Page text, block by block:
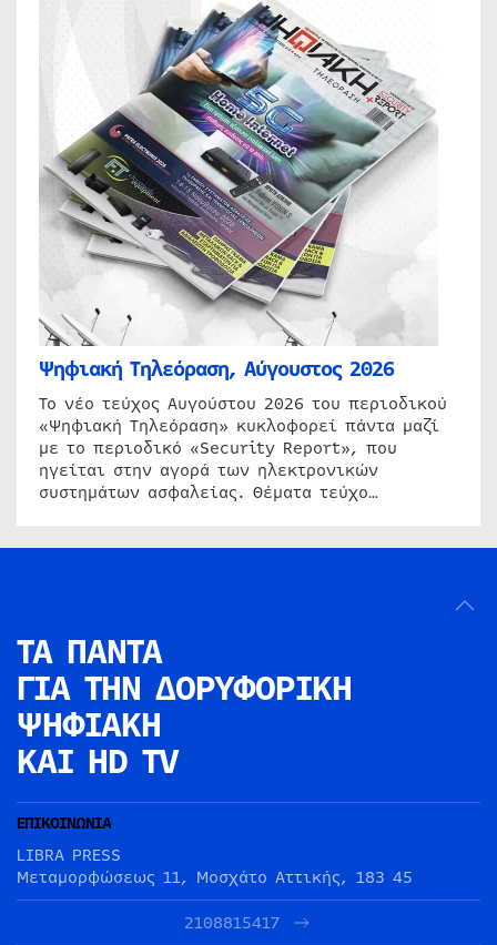
Ψηφιακή Τηλεόραση, Αύγουστος 2026
Το νέο τεύχος Αυγούστου 2026 του περιοδικού
«Ψηφιακή Τηλεόραση» κυκλοφορεί πάντα μαζί
με το περιοδικό «Security Report», που
ηγείται στην αγορά των ηλεκτρονικών
συστημάτων ασφαλείας. Θέματα τεύχο…
ΤΑ ΠΑΝΤΑ
ΓΙΑ ΤΗΝ ΔΟΡΥΦΟΡΙΚΗ
ΨΗΦΙΑΚΗ
ΚΑΙ HD TV
ΕΠΙΚΟΙΝΩΝΙΑ
LIBRA PRESS
Μεταμορφώσεως 11, Μοσχάτο Αττικής, 183 45
2108815417